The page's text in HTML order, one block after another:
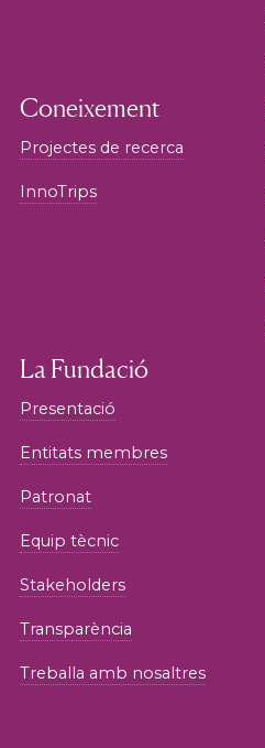
Coneixement
Projectes de recerca
InnoTrips
La Fundació
Presentació
Entitats membres
Patronat
Equip tècnic
Stakeholders
Transparència
Treballa amb nosaltres